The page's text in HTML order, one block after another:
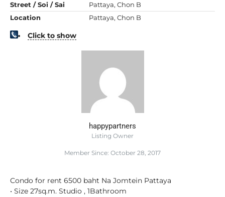
Street / Soi / Sai
Pattaya, Chon B
Location
Pattaya, Chon B
Click to show
happypartners
Listing Owner
Member Since: October 28, 2017
Condo for rent 6500 baht Na Jomtein Pattaya
• Size 27sq.m. Studio , 1Bathroom